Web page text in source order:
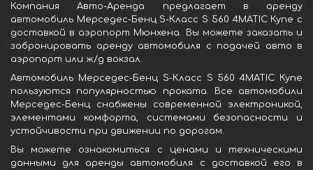
Компания Авто-Аренда предлагает в аренду
автомобиль Мерседес-Бенц S-Класс S 560 4MATIC Купе с
доставкой в аэропорт Мюнхена. Вы можете заказать и
забронировать аренду автомобиля с подачей авто в
аэропорт или ж/д вокзал.
Автомобиль Мерседес-Бенц S-Класс S 560 4MATIC Купе
пользуются популярностью проката. Все автомобили
Мерседес-Бенц снабжены современной электроникой,
элементами комфорта, системами безопасности и
устойчивости при движении по дорогам.
Вы можете ознакомиться с ценами и техническими
данными для аренды автомобиля с доставкой его в